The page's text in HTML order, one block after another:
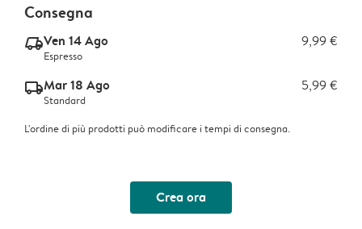
Consegna
delivery_express_v2Ven 14 Ago 9,99 €
Espresso
delivery_standard_v2Mar 18 Ago 5,99 €
Standard
L'ordine di più prodotti può modificare i tempi di consegna.
Crea ora